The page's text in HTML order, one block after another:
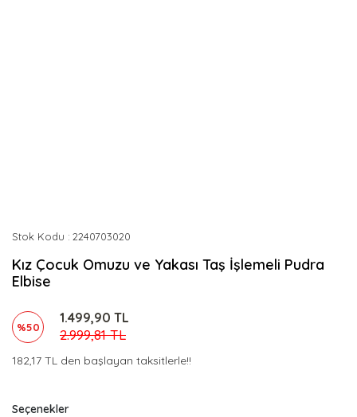
Stok Kodu 2240703020
Kız Çocuk Omuzu ve Yakası Taş İşlemeli Pudra
Elbise
%50
1.499,90 TL
2.999,81 TL
182,17 TL den başlayan taksitlerle!!
Seçenekler